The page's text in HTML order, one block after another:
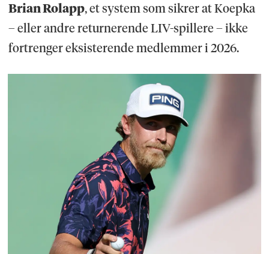
Brian Rolapp, et system som sikrer at Koepka
– eller andre returnerende LIV-spillere – ikke
fortrenger eksisterende medlemmer i 2026.